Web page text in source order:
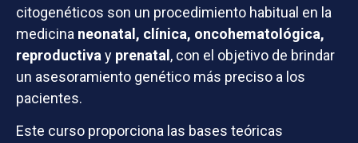
citogenéticos son un procedimiento habitual en la
medicina neonatal, clínica, oncohematológica,
reproductiva y prenatal , con el objetivo de brindar
un asesoramiento genético más preciso a los
pacientes.
Este curso proporciona las bases teóricas